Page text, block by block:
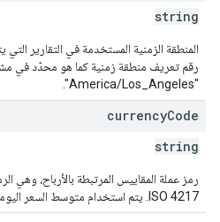
string
المنطقة الزمنية المستخدمة في التقارير التي
"America/Los_Angeles".
currencyCode
string
ISO 4217. يتم استخدام متوسط السعر اليومي لتحويل العملة.